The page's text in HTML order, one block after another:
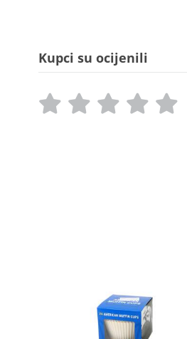
Kupci su ocijenili